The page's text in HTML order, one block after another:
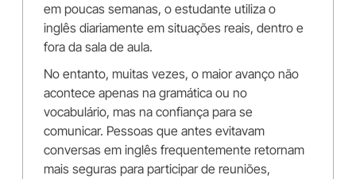
em poucas semanas, o estudante utiliza o
inglês diariamente em situações reais, dentro e
fora da sala de aula.
No entanto, muitas vezes, o maior avanço não
acontece apenas na gramática ou no
vocabulário, mas na confiança para se
comunicar. Pessoas que antes evitavam
conversas em inglês frequentemente retornam
mais seguras para participar de reuniões,